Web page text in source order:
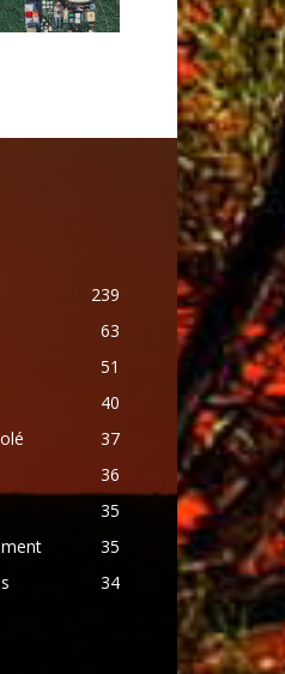
239
63
51
40
37
36
35
35
34